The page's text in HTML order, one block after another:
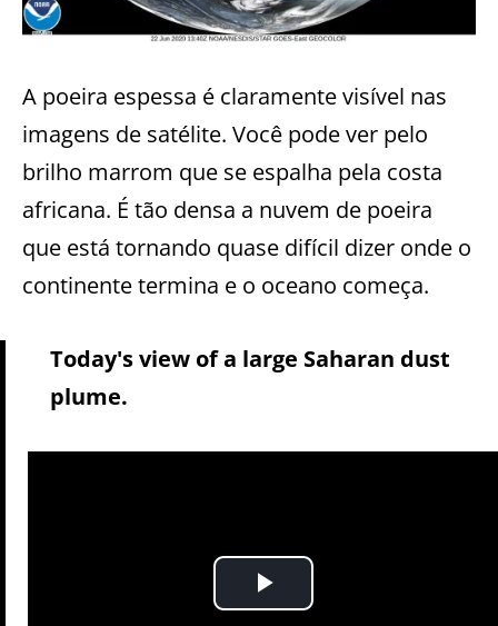
A poeira espessa é claramente visível nas
imagens de satélite. Você pode ver pelo
brilho marrom que se espalha pela costa
africana. É tão densa a nuvem de poeira
que está tornando quase difícil dizer onde o
continente termina e o oceano começa.
Today's view of a large Saharan dust
plume.